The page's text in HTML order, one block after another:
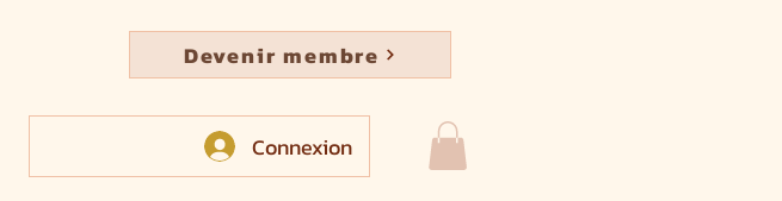
Devenir membre
Connexion